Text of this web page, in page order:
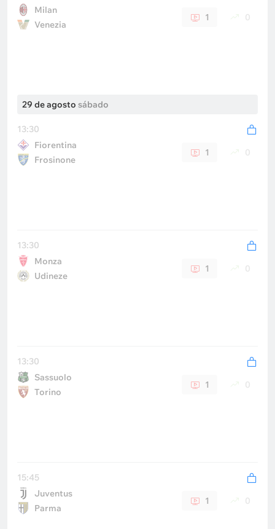
Milan
Venezia
1 0
29 de agosto sábado
13:30
Fiorentina
Frosinone
1 0
13:30
Monza
Udineze
1 0
13:30
Sassuolo
Torino
1 0
15:45
Juventus
Parma
1 0